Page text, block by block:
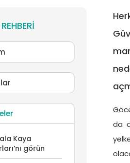
Kaya
görün
da